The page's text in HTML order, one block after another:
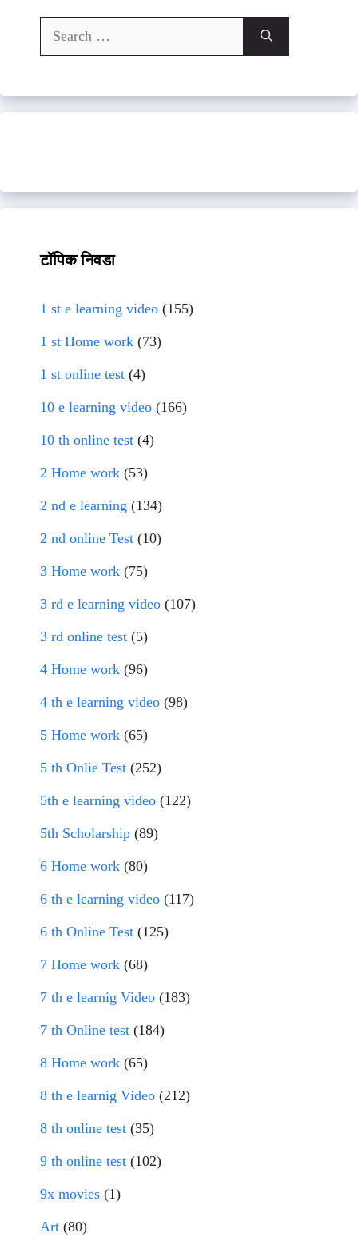
Search
for:
टॉपिक निवडा
1 st e learning video (155)
1 st Home work (73)
1 st online test (4)
10 e learning video (166)
10 th online test (4)
2 Home work (53)
2 nd e learning (134)
2 nd online Test (10)
3 Home work (75)
3 rd e learning video (107)
3 rd online test (5)
4 Home work (96)
4 th e learning video (98)
5 Home work (65)
5 th Onlie Test (252)
5th e learning video (122)
5th Scholarship (89)
6 Home work (80)
6 th e learning video (117)
6 th Online Test (125)
7 Home work (68)
7 th e learnig Video (183)
7 th Online test (184)
8 Home work (65)
8 th e learnig Video (212)
8 th online test (35)
9 th online test (102)
9x movies (1)
Art (80)